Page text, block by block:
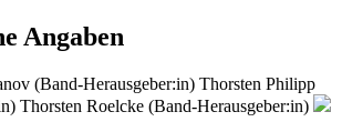
Angaben
(Band-Herausgeber:in) Thorsten Philipp
Thorsten Roelcke (Band-Herausgeber:in)